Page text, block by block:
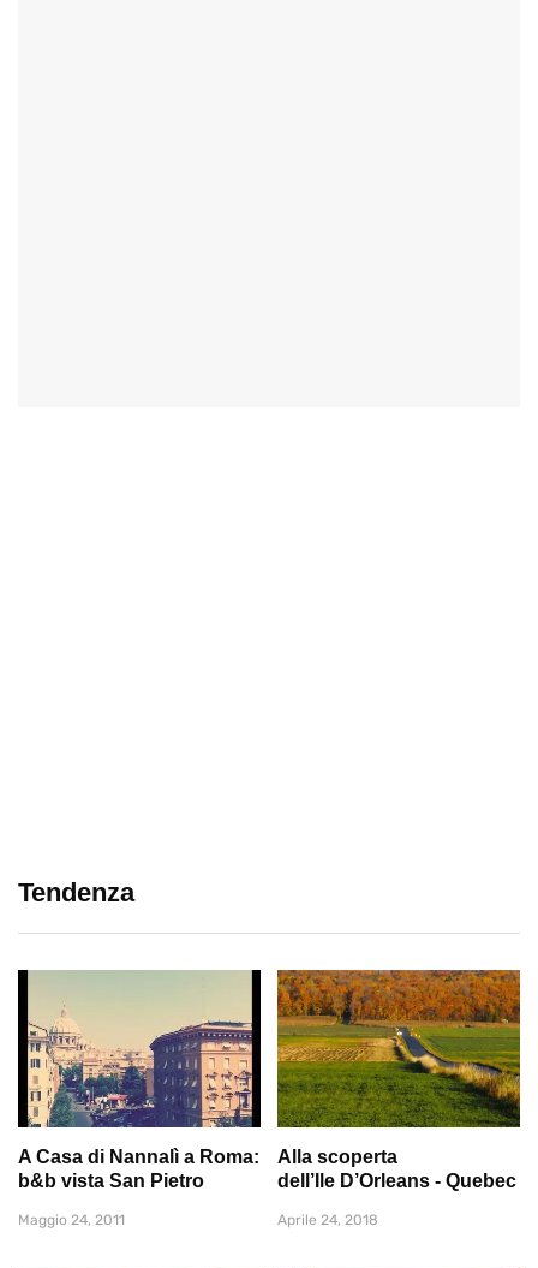
Tendenza
A Casa di Nannalì a Roma:
b&b vista San Pietro
Maggio 24, 2011
Alla scoperta
dell’Ile D’Orleans - Quebec
Aprile 24, 2018